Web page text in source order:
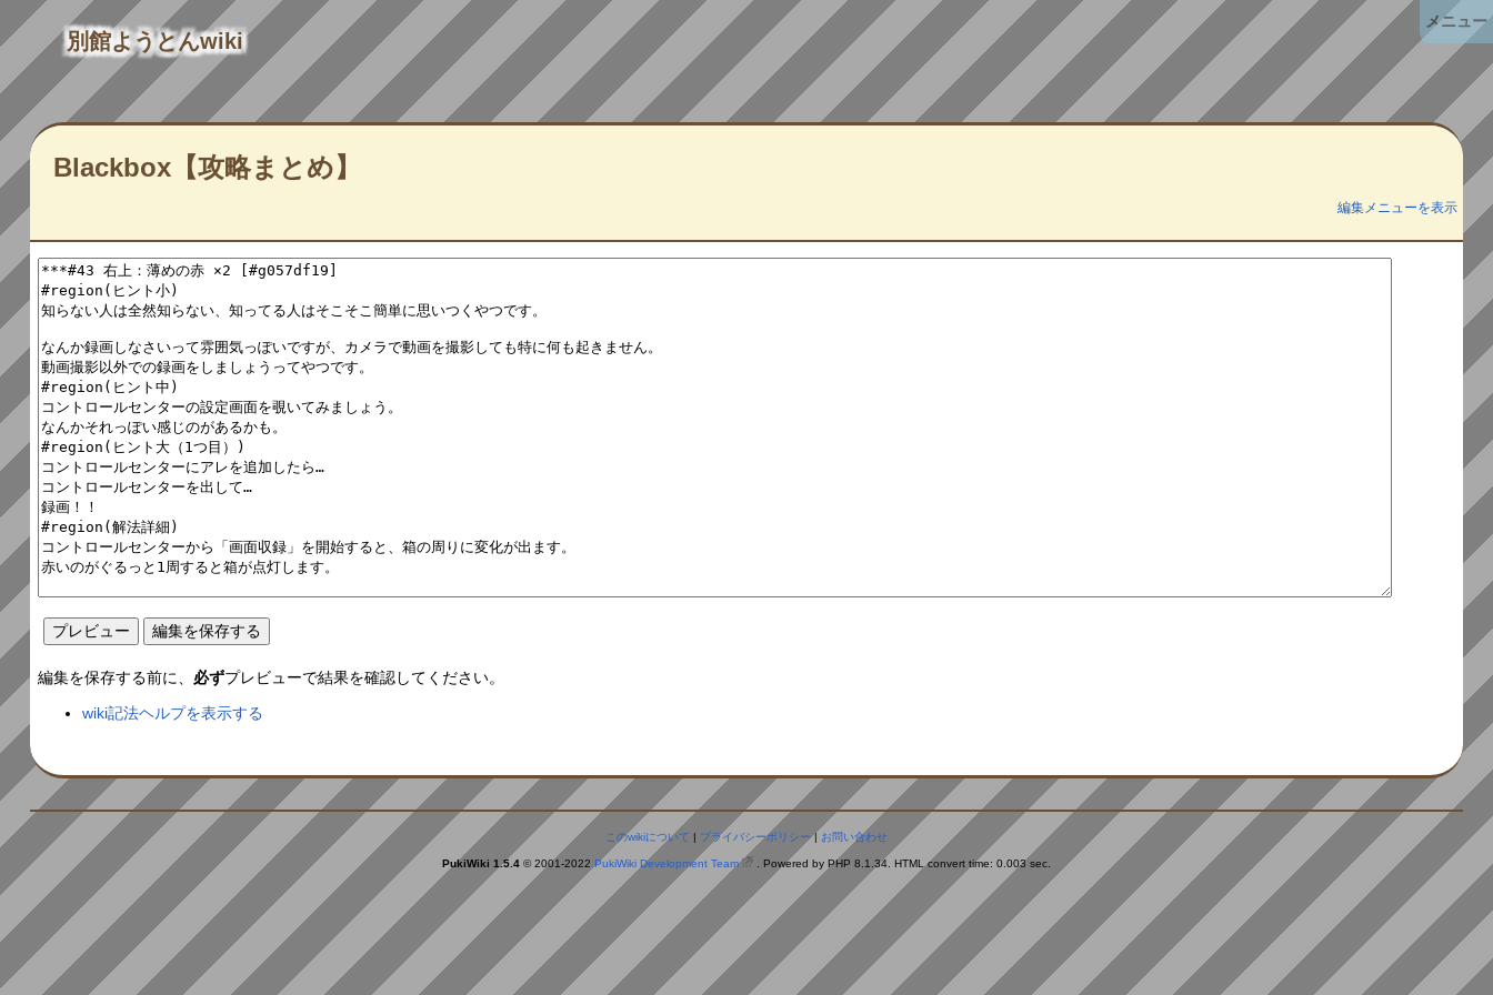
別館ようとんwiki
Blackbox【攻略まとめ】
編集メニューを表示
編集を保存する前に、 必ずプレビューで結果を確認してください。
wiki記法ヘルプを表示する
このwikiについて | プライバシーポリシー| お問い合わせ
PukiWiki 1.5.4 © 2001-2022 PukiWiki Development Team . Powered by PHP 8.1.34. HTML convert time: 0.003 sec.
メニュー